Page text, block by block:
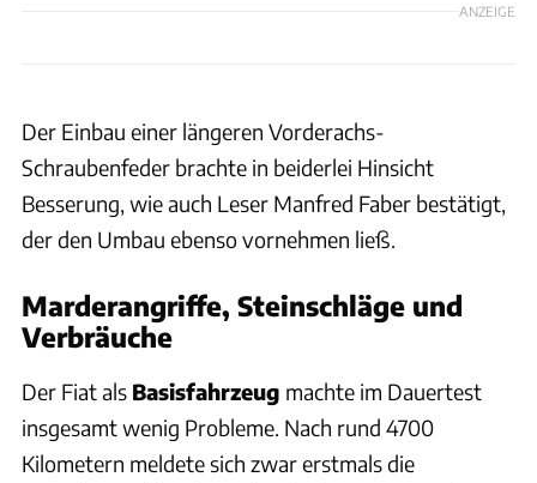
ANZEIGE
Der Einbau einer längeren Vorderachs-
Schraubenfeder brachte in beiderlei Hinsicht
Besserung, wie auch Leser Manfred Faber bestätigt,
der den Umbau ebenso vornehmen ließ.
Marderangriffe, Steinschläge und
Verbräuche
Der Fiat als Basisfahrzeug machte im Dauertest
insgesamt wenig Probleme. Nach rund 4700
Kilometern meldete sich zwar erstmals die